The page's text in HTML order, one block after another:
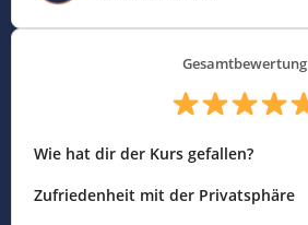
Gesamtbewertung
Wie hat dir der Kurs gefallen?
Zufriedenheit mit der Privatsphäre